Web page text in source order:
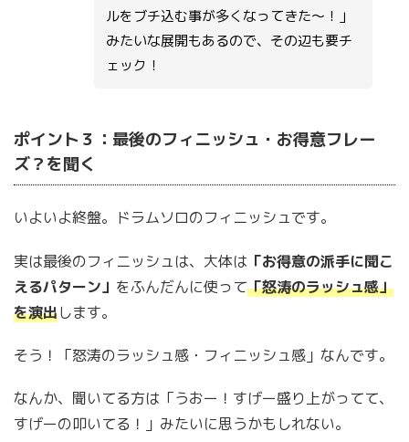
ルをブチ込む事が多くなってきた〜！」
みたいな展開もあるので、その辺も要チ
ェック！
ポイント３：最後のフィニッシュ・お得意フレー
ズ？を聞く
いよいよ終盤。ドラムソロのフィニッシュです。
実は最後のフィニッシュは、大体は 「お得意の派手に聞こ
えるパターン」 をふんだんに使って「怒涛のラッシュ感」
を演出します。
そう！「怒涛のラッシュ感・フィニッシュ感」なんです。
なんか、聞いてる方は「うおー！すげー盛り上がってて、
すげーの叩いてる！」みたいに思うかもしれない。